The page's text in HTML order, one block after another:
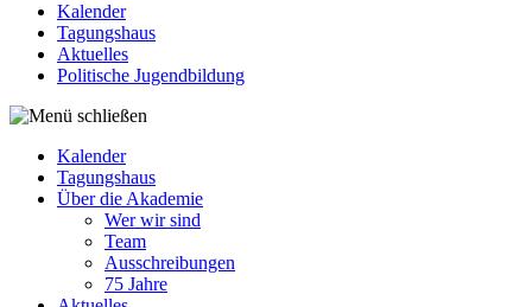
Kalender
Tagungshaus
Aktuelles
Politische Jugendbildung
Kalender
Tagungshaus
Über die Akademie
Wer wir sind
Team
Ausschreibungen
75 Jahre